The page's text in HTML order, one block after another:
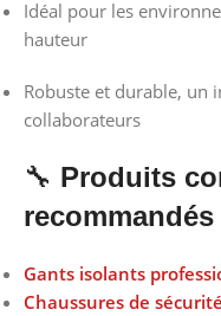
Idéal pour les
hauteur
Robuste et durable, un
collaborateurs
🔧 Produits
recommandés
Gants isolants
Chaussures de sécurité